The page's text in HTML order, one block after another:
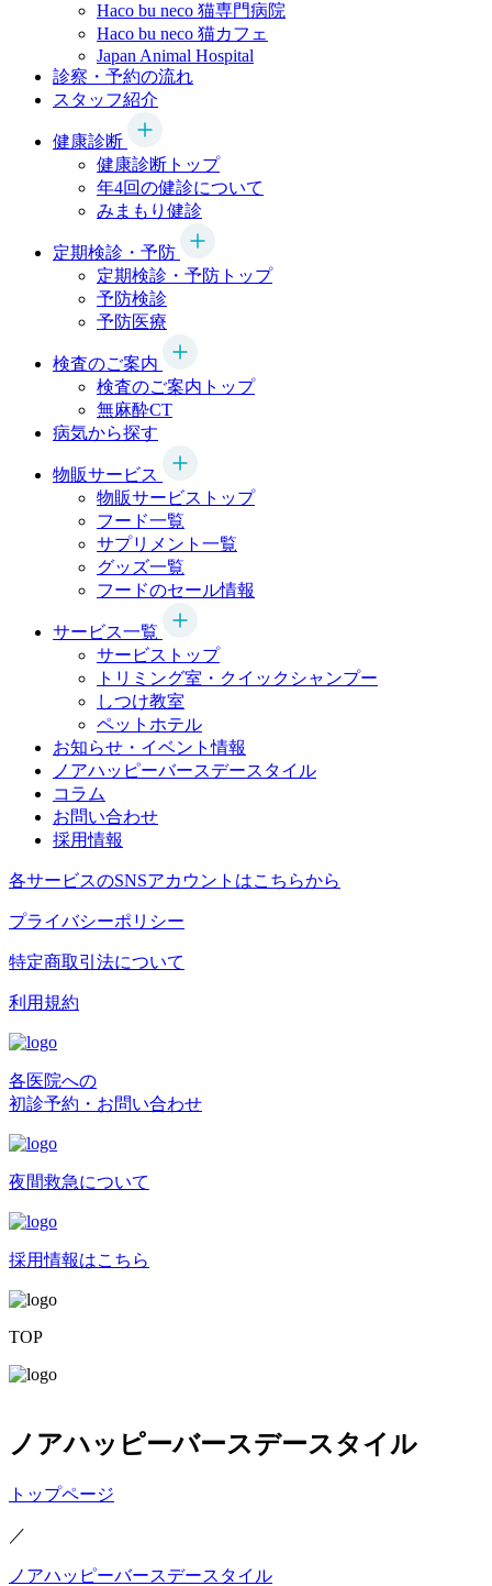
Haco bu neco 猫専門病院
Haco bu neco 猫カフェ
Japan Animal Hospital
診察・予約の流れ
スタッフ紹介
健康診断
健康診断トップ
年4回の健診について
みまもり健診
定期検診・予防
定期検診・予防トップ
予防検診
予防医療
検査のご案内
検査のご案内トップ
無麻酔CT
病気から探す
物販サービス
物販サービストップ
フード一覧
サプリメント一覧
グッズ一覧
フードのセール情報
サービス一覧
サービストップ
トリミング室・クイックシャンプー
しつけ教室
ペットホテル
お知らせ・イベント情報
ノアハッピーバースデースタイル
コラム
お問い合わせ
採用情報
各サービスのSNSアカウントはこちらから
プライバシーポリシー
特定商取引法について
利用規約
各医院への
初診予約・お問い合わせ
夜間救急について
採用情報はこちら
TOP
ノアハッピーバースデースタイル
トップページ
／
ノアハッピーバースデースタイル